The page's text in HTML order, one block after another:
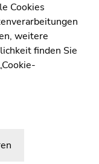
Cookies
weitere
finden Sie